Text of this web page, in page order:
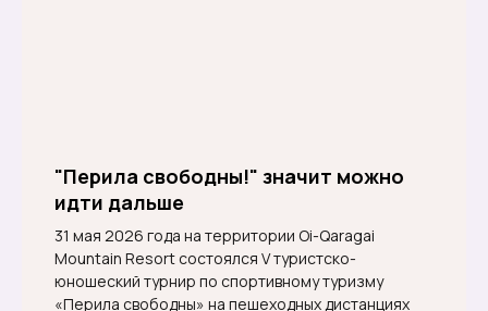
"Перила свободны!" значит можно
идти дальше
31 мая 2026 года на территории Oi-Qaragai
Mountain Resort состоялся V туристско-
юношеский турнир по спортивному туризму
«Перила свободны» на пешеходных дистанциях